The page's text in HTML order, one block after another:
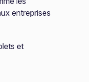
entreprises
et